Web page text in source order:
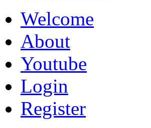
Welcome
About
Youtube
Login
Register